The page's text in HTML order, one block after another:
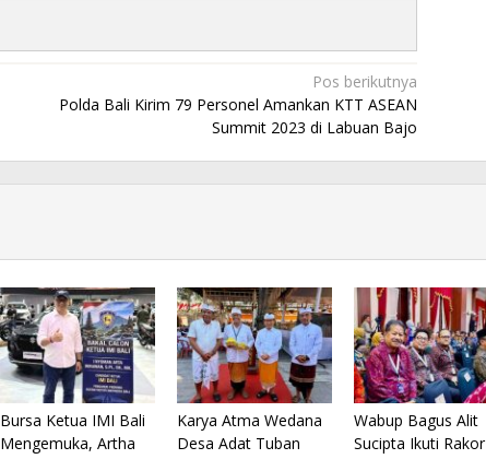
Pos berikutnya
Polda Bali Kirim 79 Personel Amankan KTT ASEAN
Summit 2023 di Labuan Bajo
Bursa Ketua IMI Bali
Mengemuka, Artha
Karya Atma Wedana
Desa Adat Tuban
Wabup Bagus Alit
Sucipta Ikuti Rakor